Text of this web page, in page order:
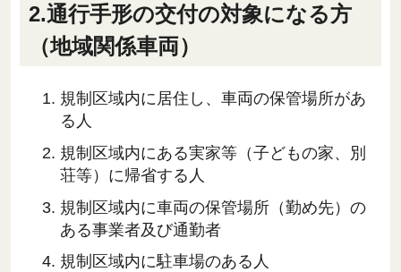
2.通行手形の交付の対象になる方
（地域関係車両）
規制区域内に居住し、車両の保管場所があ
る人
規制区域内にある実家等（子どもの家、別
荘等）に帰省する人
規制区域内に車両の保管場所（勤め先）の
ある事業者及び通勤者
規制区域内に駐車場のある人